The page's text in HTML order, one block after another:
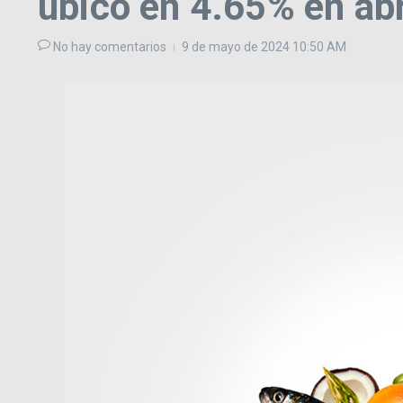
No hay comentarios 9 de mayo de 2024 10:50 AM